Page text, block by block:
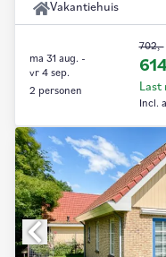
Vakantiehuis
702,-
Last
Incl.
ma 31 aug. -
vr 4 sep.
2 personen